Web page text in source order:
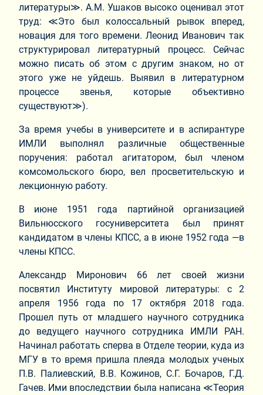
литературы≫. А.М. Ушаков высоко оценивал этот
труд: ≪Это был колоссальный рывок вперед,
новация для того времени. Леонид Иванович так
структурировал литературный процесс. Сейчас
можно писать об этом с другим знаком, но от
этого уже не уйдешь. Выявил в литературном
процессе звенья, которые объективно
существуют≫).
За время учебы в университете и в аспирантуре
ИМЛИ выполнял различные общественные
поручения: работал агитатором, был членом
комсомольского бюро, вел просветительскую и
лекционную работу.
В июне 1951 года партийной организацией
Вильнюсского госуниверситета был принят
кандидатом в члены КПСС, а в июне 1952 года —в
члены КПСС.
Александр Миронович 66 лет своей жизни
посвятил Институту мировой литературы: с 2
апреля 1956 года по 17 октября 2018 года.
Прошел путь от младшего научного сотрудника
до ведущего научного сотрудника ИМЛИ РАН.
Начинал работать сперва в Отделе теории, куда из
МГУ в то время пришла плеяда молодых ученых
П.В. Палиевский, В.В. Кожинов, С.Г. Бочаров, Г.Д.
Гачев. Ими впоследствии была написана ≪Теория